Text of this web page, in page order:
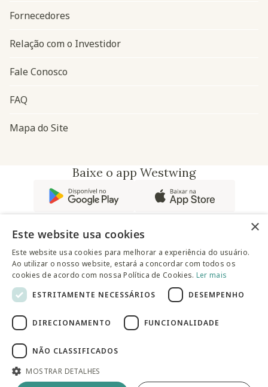
Fornecedores
Relação com o Investidor
Fale Conosco
FAQ
Mapa do Site
Baixe o app Westwing
@westwingbr
Somos uma empresa certificada
© 2025 Westwing Comércio Varejista S.A WESTWING
Av. Queiroz Filho, 1700 - Torre A 5° andar - Vila Hamburguesa -
São Paulo
×
Este website usa cookies
Este website usa cookies para melhorar a experiência do usuário.
Ao utilizar o nosso website, estará a concordar com todos os
cookies de acordo com nossa Política de Cookies. Ler mais
ESTRITAMENTE NECESSÁRIOS
DESEMPENHO
DIRECIONAMENTO FUNCIONALIDADE
NÃO CLASSIFICADOS
MOSTRAR DETALHES